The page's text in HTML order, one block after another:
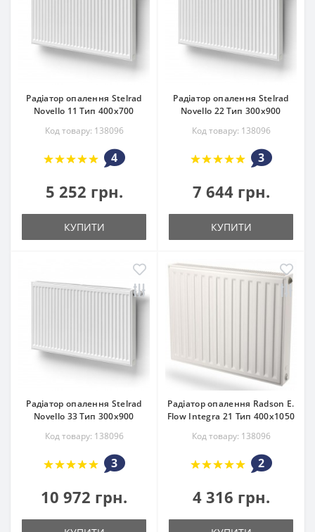
Радіатор опалення Stelrad
Novello 11 Тип 400х700
Код товару: 138096
4
5 252 грн.
КУПИТИ
Радіатор опалення Stelrad
Novello 22 Тип 300х900
Код товару: 138096
3
7 644 грн.
КУПИТИ
Радіатор опалення Stelrad
Novello 33 Тип 300х900
Код товару: 138096
3
10 972 грн.
Радіатор опалення Radson E.
Flow Integra 21 Тип 400х1050
Код товару: 138096
2
4 316 грн.